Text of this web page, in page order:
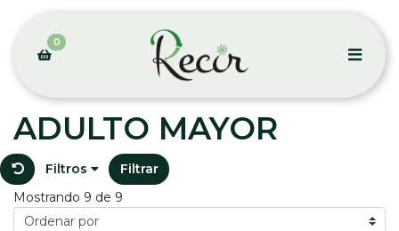
0
ADULTO MAYOR
Filtros
Filtrar
Mostrando 9 de 9